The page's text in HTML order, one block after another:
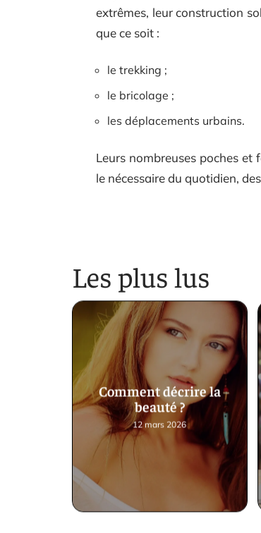
extrêmes, leur construction
que ce soit :
le trekking ;
le bricolage ;
les déplacements urbains.
Leurs nombreuses poches
le nécessaire du quotidien,
Les plus lus
Comment décrire la
beauté ?
12 mars 2026